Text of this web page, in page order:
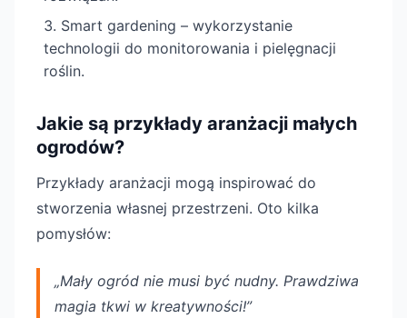
Smart gardening – wykorzystanie
technologii do monitorowania i pielęgnacji
roślin.
Jakie są przykłady aranżacji małych
ogrodów?
Przykłady aranżacji mogą inspirować do
stworzenia własnej przestrzeni. Oto kilka
pomysłów:
„Mały ogród nie musi być nudny. Prawdziwa
magia tkwi w kreatywności!”